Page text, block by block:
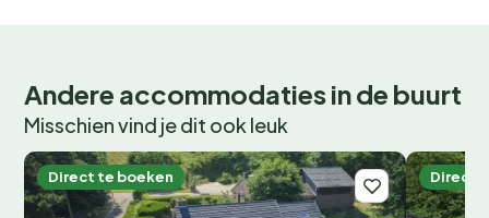
Andere accommodaties in de buurt
Misschien vind je dit ook leuk
Direct te boeken Direct